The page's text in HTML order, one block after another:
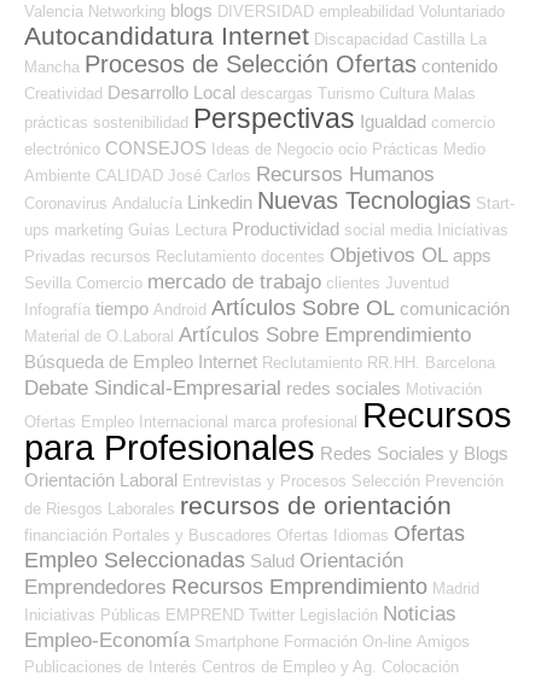
Valencia Networking blogs DIVERSIDAD empleabilidad Voluntariado
Autocandidatura Internet Discapacidad Castilla La
Mancha Procesos de Selección Ofertas contenido
Creatividad Desarrollo Local descargas Turismo Cultura Malas
prácticas sostenibilidad Perspectivas Igualdad comercio
electrónico CONSEJOS Ideas de Negocio ocio Prácticas Medio
Ambiente CALIDAD José Carlos Recursos Humanos
Coronavirus Andalucía Linkedin Nuevas Tecnologias Start-
ups marketing Guías Lectura Productividad social media Iniciativas
Privadas recursos Reclutamiento docentes Objetivos OL apps
Sevilla Comercio mercado de trabajo clientes Juventud
Infografía tiempo Android Artículos Sobre OL comunicación
Material de O.Laboral Artículos Sobre Emprendimiento
Búsqueda de Empleo Internet Reclutamiento RR.HH. Barcelona
Debate Sindical-Empresarial redes sociales Motivación
Ofertas Empleo Internacional marca profesional Recursos
para Profesionales Redes Sociales y Blogs
Orientación Laboral Entrevistas y Procesos Selección Prevención
de Riesgos Laborales recursos de orientación
financiación Portales y Buscadores Ofertas Idiomas Ofertas
Empleo Seleccionadas Salud Orientación
Emprendedores Recursos Emprendimiento Madrid
Iniciativas Públicas EMPREND Twitter Legislación Noticias
Empleo-Economía Smartphone Formación On-line Amigos
Publicaciones de Interés Centros de Empleo y Ag. Colocación